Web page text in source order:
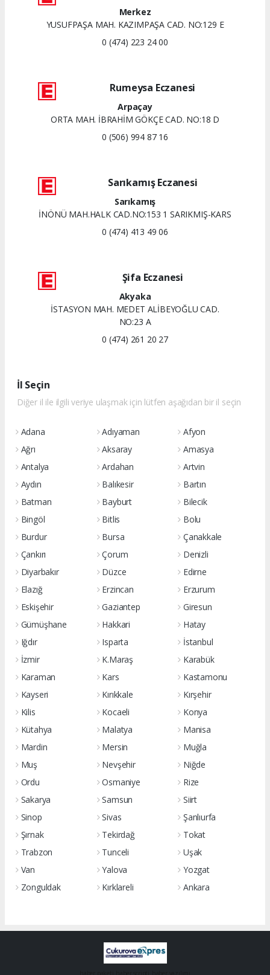
Merkez
YUSUFPAŞA MAH. KAZIMPAŞA CAD. NO:129 E
0 (474) 223 24 00
Rumeysa Eczanesi
Arpaçay
ORTA MAH. İBRAHİM GÖKÇE CAD. NO:18 D
0 (506) 994 87 16
Sarıkamış Eczanesi
Sarıkamış
İNÖNÜ MAH.HALK CAD.NO:153 1 SARIKMIŞ-KARS
0 (474) 413 49 06
Şifa Eczanesi
Akyaka
İSTASYON MAH. MEDET ALİBEYOĞLU CAD.
NO:23 A
0 (474) 261 20 27
İl Seçin
Diğer il ile ilgili veriye ulaşmak için lütfen aşağıdan bir il seçin
Adana Adıyaman
Afyon
Ağrı
Aksaray
Amasya
Antalya
Ardahan
Artvin
Aydın
Balıkesir
Bartın
Batman
Bayburt
Bilecik
Bingöl
Bitlis
Bolu
Burdur
Bursa
Çanakkale
Çankırı
Çorum
Denizli
Diyarbakır
Düzce
Edirne
Elazığ
Erzincan
Erzurum
Eskişehir
Gaziantep
Giresun
Gümüşhane
Hakkari
Hatay
Iğdır
Isparta
İstanbul
İzmir
K.Maraş
Karabük
Karaman
Kars
Kastamonu
Kayseri
Kırıkkale
Kırşehir
Kilis
Kocaeli
Konya
Kütahya
Malatya
Manisa
Mardin
Mersin
Muğla
Muş
Nevşehir
Niğde
Ordu
Osmaniye
Rize
Sakarya
Samsun
Siirt
Sinop
Sivas
Şanlıurfa
Şırnak
Tekirdağ
Tokat
Trabzon
Tunceli
Uşak
Van
Yalova
Yozgat
Zonguldak
Kırklareli Ankara